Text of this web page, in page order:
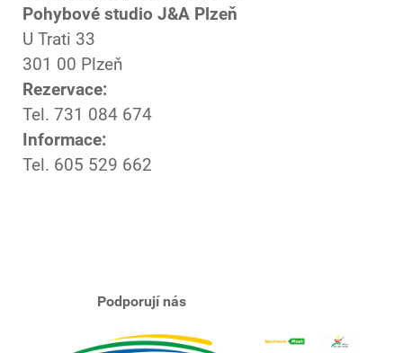
Pohybové studio J&A Plzeň
U Trati 33
301 00 Plzeň
Rezervace:
Tel. 731 084 674
Informace:
Tel. 605 529 662
Podporují nás